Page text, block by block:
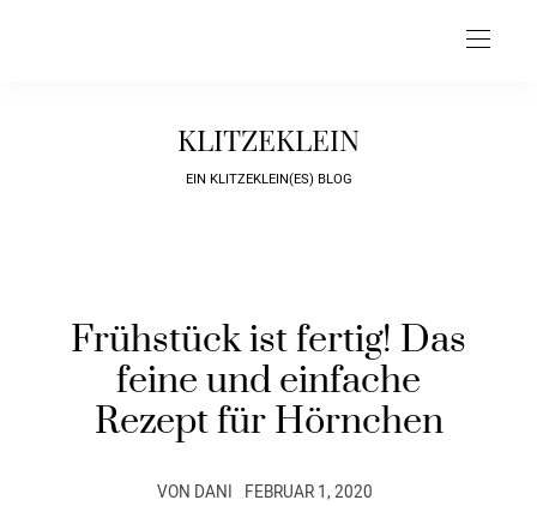
KLITZEKLEIN
EIN KLITZEKLEIN(ES) BLOG
Frühstück ist fertig! Das
feine und einfache
Rezept für Hörnchen
VON DANI FEBRUAR 1, 2020